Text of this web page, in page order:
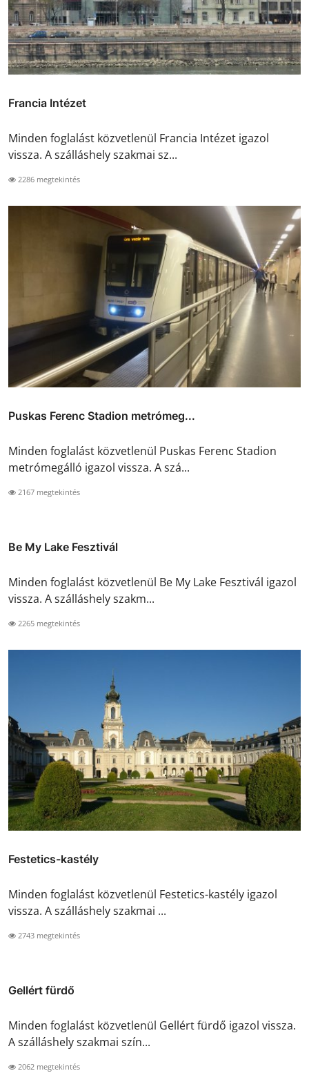
Francia Intézet
Minden foglalást közvetlenül Francia Intézet igazol
vissza. A szálláshely szakmai sz...
2286 megtekintés
Puskas Ferenc Stadion metrómeg...
Minden foglalást közvetlenül Puskas Ferenc Stadion
metrómegálló igazol vissza. A szá...
2167 megtekintés
Be My Lake Fesztivál
Minden foglalást közvetlenül Be My Lake Fesztivál igazol
vissza. A szálláshely szakm...
2265 megtekintés
Festetics-kastély
Minden foglalást közvetlenül Festetics-kastély igazol
vissza. A szálláshely szakmai ...
2743 megtekintés
Gellért fürdő
Minden foglalást közvetlenül Gellért fürdő igazol vissza.
A szálláshely szakmai szín...
2062 megtekintés